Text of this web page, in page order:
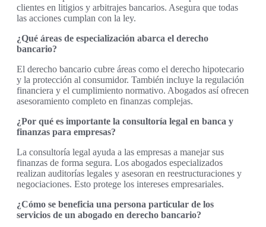
clientes en litigios y arbitrajes bancarios. Asegura que todas
las acciones cumplan con la ley.
¿Qué áreas de especialización abarca el derecho
bancario?
El derecho bancario cubre áreas como el derecho hipotecario
y la protección al consumidor. También incluye la regulación
financiera y el cumplimiento normativo. Abogados así ofrecen
asesoramiento completo en finanzas complejas.
¿Por qué es importante la consultoría legal en banca y
finanzas para empresas?
La consultoría legal ayuda a las empresas a manejar sus
finanzas de forma segura. Los abogados especializados
realizan auditorías legales y asesoran en reestructuraciones y
negociaciones. Esto protege los intereses empresariales.
¿Cómo se beneficia una persona particular de los
servicios de un abogado en derecho bancario?